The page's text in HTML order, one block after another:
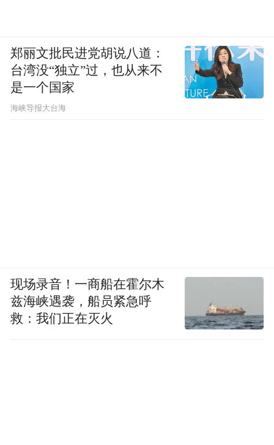
郑丽文批民进党胡说八道：
台湾没“独立”过，也从来不
是一个国家
​海峡导报大台海
现场录音！一商船在霍尔木
兹海峡遇袭，船员紧急呼
救：我们正在灭火